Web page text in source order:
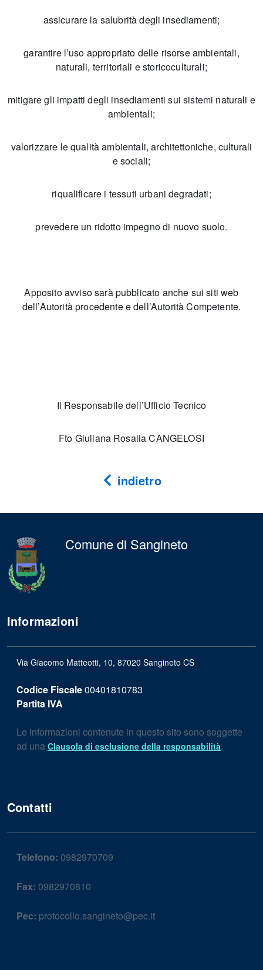
assicurare la salubrità degli insediamenti;
garantire l’uso appropriato delle risorse ambientali,
naturali, territoriali e storicoculturali;
mitigare gli impatti degli insediamenti sui sistemi naturali e
ambientali;
valorizzare le qualità ambientali, architettoniche, culturali
e sociali;
riqualificare i tessuti urbani degradati;
prevedere un ridotto impegno di nuovo suolo.
Apposito avviso sarà pubblicato anche sui siti web
dell’Autorità procedente e dell’Autorità Competente.
Il Responsabile dell’Ufficio Tecnico
Fto Giuliana Rosalia CANGELOSI
indietro
Comune di Sangineto
Informazioni
Via Giacomo Matteotti, 10, 87020 Sangineto CS
Codice Fiscale00401810783
Partita IVA
Le informazioni contenute in questo sito sono soggette
ad una Clausola di esclusione della responsabilità.
Contatti
Telefono: 0982970709
Fax: 0982970810
Pec: protocollo.sangineto@pec.it